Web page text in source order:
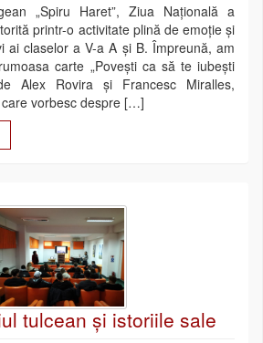
„Spiru Haret”, Ziua Naţională a
printr-o activitate plină de emoție și
ai claselor a V-a A și B. Împreună, am
carte „Povești ca să te iubeşti
Alex Rovira și Francesc Miralles,
vorbesc despre […]
tulcean și istoriile sale